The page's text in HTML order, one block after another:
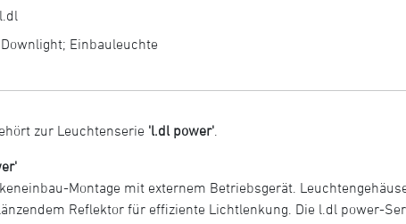
l.dl
Downlight; Einbauleuchte
zur Leuchtenserie 'l.dl power'
Montage mit externem Betriebsgerät.
Reflektor für effiziente Lichtlenkung. Die l.dl power-